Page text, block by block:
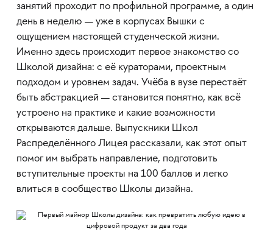
занятий проходит по профильной программе, а один
день в неделю — уже в корпусах Вышки с
ощущением настоящей студенческой жизни.
Именно здесь происходит первое знакомство со
Школой дизайна: с её кураторами, проектным
подходом и уровнем задач. Учёба в вузе перестаёт
быть абстракцией — становится понятно, как всё
устроено на практике и какие возможности
открываются дальше. Выпускники Школ
Распределённого Лицея рассказали, как этот опыт
помог им выбрать направление, подготовить
вступительные проекты на 100 баллов и легко
влиться в сообщество Школы дизайна.